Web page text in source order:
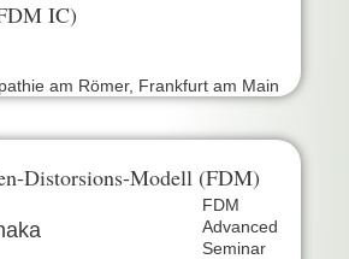
IC)
am Römer, Frankfurt am Main
Distorsions-Modell (FDM)
FDM
Advanced
Seminar